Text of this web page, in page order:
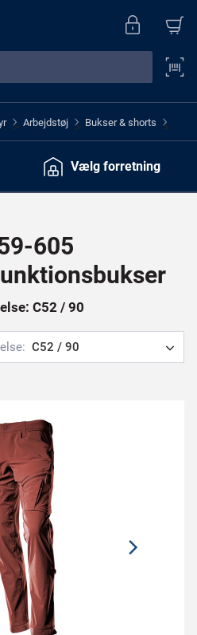
> Arbejdstøj > Bukser & shorts >
Vælg forretning
605
C52 / 90
C52 / 90